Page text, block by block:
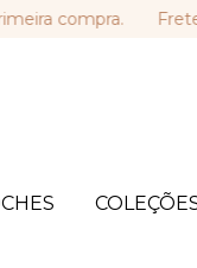
Frete grátis